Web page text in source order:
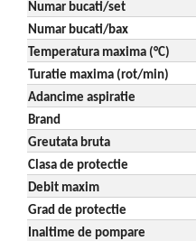
Numar bucati/set
Numar bucati/bax
Temperatura maxima (°C)
Turatie maxima (rot/min)
Adancime aspiratie
Brand
Greutata bruta
Clasa de protectie
Debit maxim
Grad de protectie
Inaltime de pompare